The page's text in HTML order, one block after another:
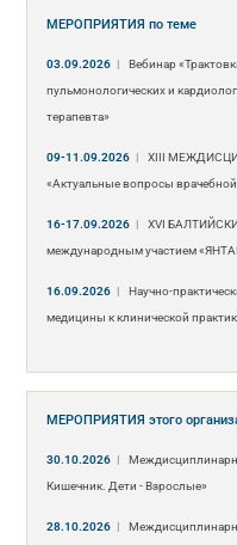
МЕРОПРИЯТИЯпо теме
03.09.2026 |
Вебинар
пульмонологических и
терапевта»
09-11.09.2026 |
ХIII
«Актуальные вопросы врачебной
16-17.09.2026 |
XVI
международным участием
16.09.2026 |
Научно-
медицины к клинической
МЕРОПРИЯТИЯэтого
30.10.2026 |
Кишечник. Дети - Взрослые»
28.10.2026 |